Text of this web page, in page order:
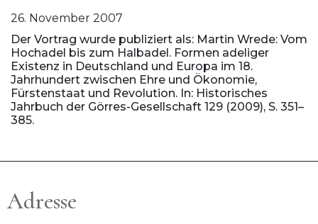
26. November 2007
Der Vortrag wurde publiziert als: Martin Wrede: Vom
Hochadel bis zum Halbadel. Formen adeliger
Existenz in Deutschland und Europa im 18.
Jahrhundert zwischen Ehre und Ökonomie,
Fürstenstaat und Revolution. In: Historisches
Jahrbuch der Görres-Gesellschaft 129 (2009), S. 351–
385.
Adresse